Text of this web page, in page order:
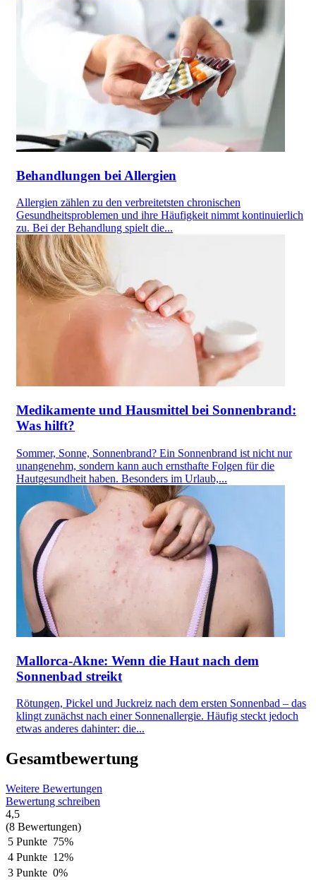
Behandlungen bei Allergien
Allergien zählen zu den verbreitetsten chronischen
Gesundheitsproblemen und ihre Häufigkeit nimmt kontinuierlich
zu. Bei der Behandlung spielt die...
Medikamente und Hausmittel bei Sonnenbrand:
Was hilft?
Sommer, Sonne, Sonnenbrand? Ein Sonnenbrand ist nicht nur
unangenehm, sondern kann auch ernsthafte Folgen für die
Hautgesundheit haben. Besonders im Urlaub,...
Mallorca-Akne: Wenn die Haut nach dem
Sonnenbad streikt
Rötungen, Pickel und Juckreiz nach dem ersten Sonnenbad – das
klingt zunächst nach einer Sonnenallergie. Häufig steckt jedoch
etwas anderes dahinter: die...
Gesamtbewertung
Weitere Bewertungen
Bewertung schreiben
4,5
(8 Bewertungen)
5 Punkte 75%
4 Punkte 12%
3 Punkte 0%